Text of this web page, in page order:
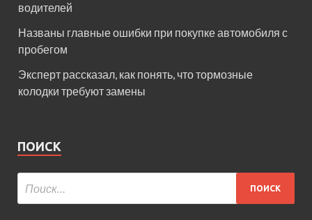
водителей
Названы главные ошибки при покупке автомобиля с
пробегом
Эксперт рассказал, как понять, что тормозные
колодки требуют замены
ПОИСК